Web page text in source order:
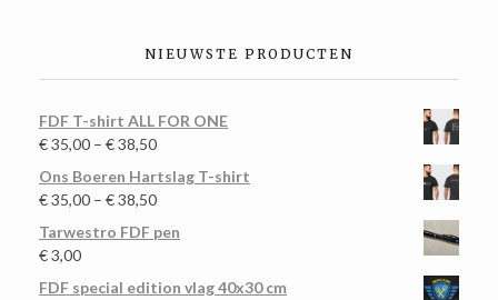
NIEUWSTE PRODUCTEN
FDF T-shirt ALL FOR ONE
€35,00 – €38,50
Ons Boeren Hartslag T-shirt
€35,00 – €38,50
Tarwestro FDF pen
€3,00
FDF special edition vlag 40x30 cm